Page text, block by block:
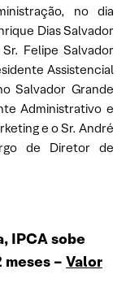
no dia
Dias Salvador
Felipe Salvador
Assistencial
Salvador Grande
Administrativo e
e o Sr. André
de Diretor de
IPCA sobe
meses – Valor